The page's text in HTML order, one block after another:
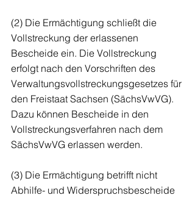
(2) Die Ermächtigung schließt die
Vollstreckung der erlassenen
Bescheide ein. Die Vollstreckung
erfolgt nach den Vorschriften des
Verwaltungsvollstreckungsgesetzes für
den Freistaat Sachsen (SächsVwVG).
Dazu können Bescheide in den
Vollstreckungsverfahren nach dem
SächsVwVG erlassen werden.
(3) Die Ermächtigung betrifft nicht
Abhilfe- und Widerspruchsbescheide